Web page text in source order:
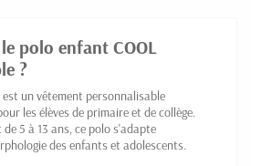
polo enfant COOL
?
un vêtement personnalisable
les élèves de primaire et de collège.
5 à 13 ans, ce polo s'adapte
des enfants et adolescents.